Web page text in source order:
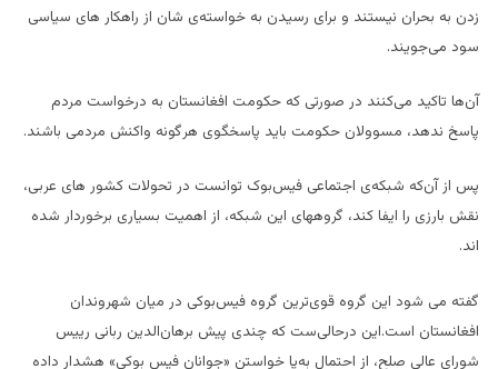
زدن به بحران نیستند و برای رسیدن به خواسته‌ی شان از راهکار های سیاسی
سود می‌جویند.
آن‌ها تاکید می‌کنند در صورتی که حکومت افغانستان به درخواست مردم
پاسخ ندهد، مسوولان حکومت باید پاسخگوی هر‌گونه واکنش مردمی باشند.
پس از آن‌که شبکه‌ی اجتماعی فیس‌بوک توانست در تحولات کشور های عربی،
نقش بارزی را ایفا کند، گروههای این شبکه‌، از اهمیت بسیاری برخوردار شده
اند.
گفته‌ می شود این گروه قوی‌ترین گروه فیس‌بوکی در میان شهروندان
افغانستان است.این درحالی‌ست که چندی پیش برهان‌الدین ربانی رییس
شورای عالی صلح، از احتمال به‌پا خواستن «جوانان فیس بوکی» هشدار داده